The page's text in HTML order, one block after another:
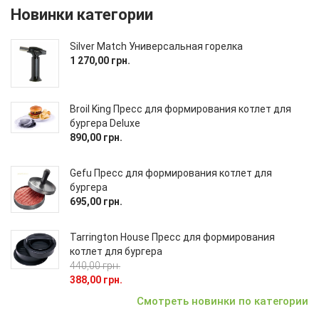
Новинки категории
Silver Match Универсальная горелка
1 270,00 грн.
Broil King Пресс для формирования котлет для
бургера Deluxe
890,00 грн.
Gefu Пресс для формирования котлет для
бургера
695,00 грн.
Tarrington House Пресс для формирования
котлет для бургера
440,00 грн.
388,00 грн.
Смотреть новинки по категории